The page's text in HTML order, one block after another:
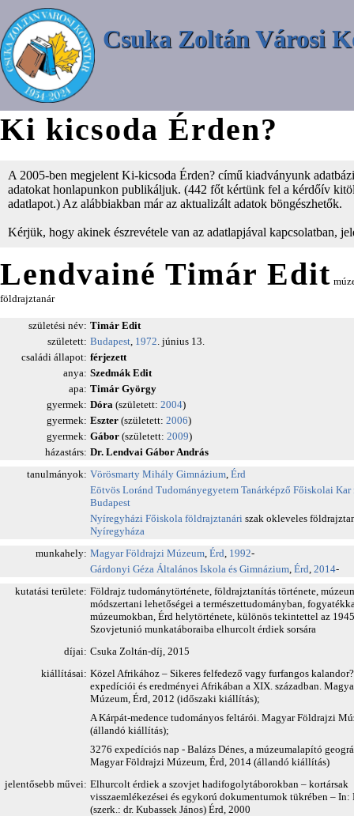
Csuka Zoltán Városi
Ki kicsoda Érden?
A 2005-ben megjelent Ki-kicsoda Érden? című kiadványunk
adatokat honlapunkon publikáljuk. (442 főt kértünk fel a kérdőív
adatlapot.) Az alábbiakban már az aktualizált adatok böngészhetők.
Kérjük, hogy akinek észrevétele van az adatlapjával kapcsolatban,
Lendvainé Timár Edit
földrajztanár
születési név: Timár Edit
született: Budapest, 1972. június 13.
családi állapot: férjezett
anya: Szedmák Edit
apa: Timár György
gyermek: Dóra (született: 2004)
gyermek: Eszter (született: 2006)
gyermek: Gábor (született: 2009)
házastárs: Dr. Lendvai Gábor András
tanulmányok: Vörösmarty Mihály Gimnázium, Érd
Eötvös Loránd Tudományegyetem Tanárképző Főiskolai Kar
Budapest
Nyíregyházi Főiskola földrajztanári szak okleveles
Nyíregyháza
munkahely: Magyar Földrajzi Múzeum, Érd, 1992-
Gárdonyi Géza Általános Iskola és Gimnázium, Érd, 2014-
kutatási területe: Földrajz tudománytörténete, földrajztanítás története,
módszertani lehetőségei a természettudományban,
múzeumokban, Érd helytörténete, különös tekintettel az
Szovjetunió munkatáboraiba elhurcolt érdiek sorsára
díjai: Csuka Zoltán-díj, 2015
kiállításai: Közel Afrikához – Sikeres felfedező vagy furfangos
expedíciói és eredményei Afrikában a XIX. században.
Múzeum, Érd, 2012 (időszaki kiállítás);
A Kárpát-medence tudományos feltárói. Magyar Földrajzi
(állandó kiállítás);
3276 expedíciós nap - Balázs Dénes, a múzeumalapító
Magyar Földrajzi Múzeum, Érd, 2014 (állandó kiállítás)
jelentősebb művei: Elhurcolt érdiek a szovjet hadifogolytáborokban – kortársak
visszaemlékezései és egykorú dokumentumok tükrében –
(szerk.: dr. Kubassek János) Érd, 2000